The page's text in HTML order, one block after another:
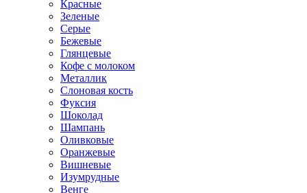
Красные
Зеленые
Серые
Бежевые
Глянцевые
Кофе с молоком
Металлик
Слоновая кость
Фуксия
Шоколад
Шампань
Оливковые
Оранжевые
Вишневые
Изумрудные
Венге